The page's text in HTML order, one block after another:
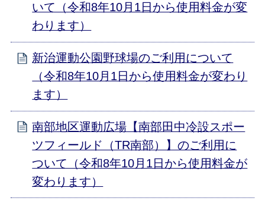
いて（令和8年10月1日から使用料金が変
わります）
新治運動公園野球場のご利用について
（令和8年10月1日から使用料金が変わり
ます）
南部地区運動広場【南部田中冷設スポー
ツフィールド（TR南部）】のご利用に
ついて（令和8年10月1日から使用料金が
変わります）